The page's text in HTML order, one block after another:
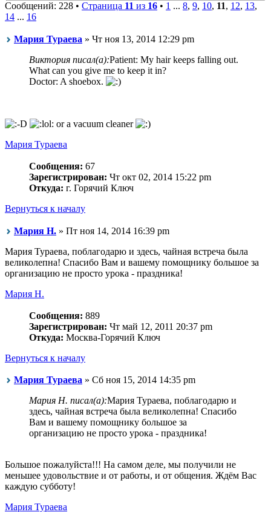
Сообщений: 228 • Страница 11 из 16 • 1 ... 8, 9, 10, 11, 12, 13,
14 ... 16
Мария Тураева » Чт ноя 13, 2014 12:29 pm
Виктория писал(а):Patient: My hair keeps falling out.
What can you give me to keep it in?
Doctor: A shoebox.
or a vacuum cleaner
Мария Тураева
Сообщения: 67
Зарегистрирован: Чт окт 02, 2014 15:22 pm
Откуда: г. Горячий Ключ
Вернуться к началу
Мария Н. » Пт ноя 14, 2014 16:39 pm
Мария Тураева, поблагодарю и здесь, чайная встреча была
великолепна! Спасибо Вам и вашему помощнику большое за
организацию не просто урока - праздника!
Мария Н.
Сообщения: 889
Зарегистрирован: Чт май 12, 2011 20:37 pm
Откуда: Москва-Горячий Ключ
Вернуться к началу
Мария Тураева » Сб ноя 15, 2014 14:35 pm
Мария Н. писал(а):Мария Тураева, поблагодарю и
здесь, чайная встреча была великолепна! Спасибо
Вам и вашему помощнику большое за
организацию не просто урока - праздника!
Большое пожалуйста!!! На самом деле, мы получили не
меньшее удовольствие и от работы, и от общения. Ждём Вас
каждую субботу!
Мария Тураева